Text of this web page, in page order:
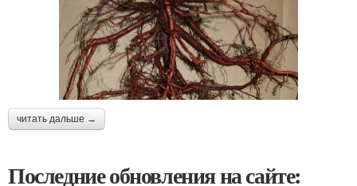
читать дальше →
Последние обновления на сайте: